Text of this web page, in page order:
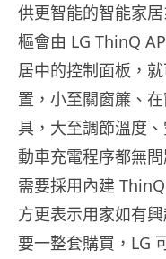
供更智能的智能家
樞會由 LG ThinQ
居中的控制面板，
置，小至關窗簾、
具，大至調節溫度
動車充電程序都無
需要採用內建
方更表示用家如有
要一整套購買，LG